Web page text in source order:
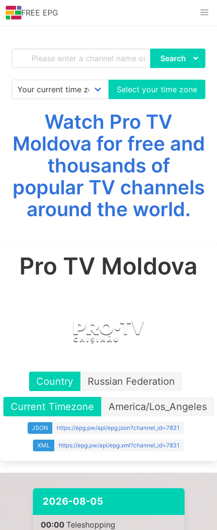
FREE EPG
Search
Select your time zone
Watch Pro TV
Moldova for free and
thousands of
popular TV channels
around the world.
Pro TV Moldova
Country Russian Federation
Current Timezone America/Los_Angeles
JSON https://epg.pw/api/epg.json?channel_id=7831
XML https://epg.pw/api/epg.xml?channel_id=7831
2026-08-05
00:00 Teleshopping